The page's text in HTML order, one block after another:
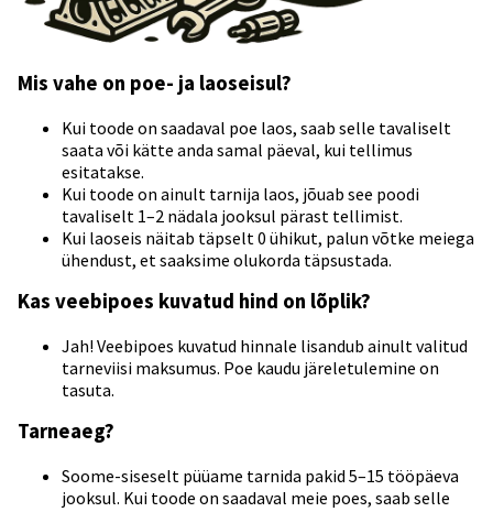
Mis vahe on poe- ja laoseisul?
Kui toode on saadaval poe laos, saab selle tavaliselt
saata või kätte anda samal päeval, kui tellimus
esitatakse.
Kui toode on ainult tarnija laos, jõuab see poodi
tavaliselt 1–2 nädala jooksul pärast tellimist.
Kui laoseis näitab täpselt 0 ühikut, palun võtke meiega
ühendust, et saaksime olukorda täpsustada.
Kas veebipoes kuvatud hind on lõplik?
Jah! Veebipoes kuvatud hinnale lisandub ainult valitud
tarneviisi maksumus. Poe kaudu järeletulemine on
tasuta.
Tarneaeg?
Soome-siseselt püüame tarnida pakid 5–15 tööpäeva
jooksul. Kui toode on saadaval meie poes, saab selle